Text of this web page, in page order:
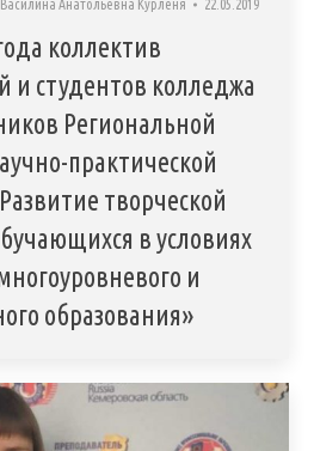
Василина Анатольевна Курленя 22.05.2019
коллектив
и студентов колледжа
Региональной
практической
творческой
в условиях
и
образования»